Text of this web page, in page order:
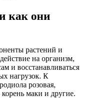
как они
растений и
на организм,
и восстанавливаться
нагрузок. К
розовая,
маки и другие.